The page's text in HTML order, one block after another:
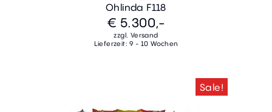
Ohlinda F118
€ 5.300,-
zzgl. Versand
Lieferzeit: 9 - 10 Wochen
Sale!